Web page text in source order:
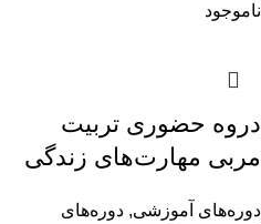
ناموجود
دروه حضوری تربیت
مربی مهارت‌های زندگی
دوره‌های آموزشی, دوره‌های